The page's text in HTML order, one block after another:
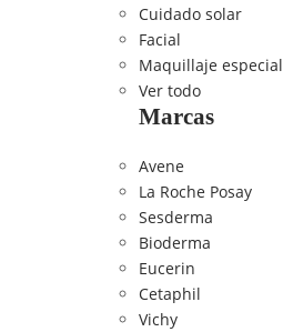
Cuidado solar
Facial
Maquillaje
Ver todo
Marcas
Avene
La Roche Posay
Sesderma
Bioderma
Eucerin
Cetaphil
Vichy